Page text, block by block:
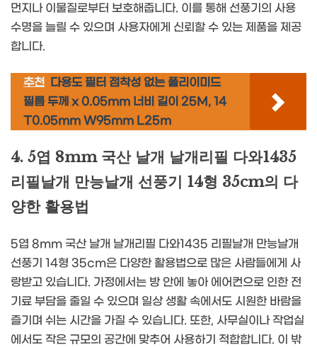
먼지나 이물질로부터 보호해줍니다. 이를 통해 선풍기의 사용
수명을 늘릴 수 있으며 사용자에게 신뢰할 수 있는 제품을 제공
합니다.
추천 다용도 필터 점착성 없는 폴리이미드
필름 두께 x 0.05mm 너비 길이 25M, 14
T0.05mm W95mm L25m
4. 5엽 8mm 국산 날개 날개리필 다와1435
리필날개 만능날개 선풍기 14형 35cm의 다
양한 활용법
5엽 8mm 국산 날개 날개리필 다와1435 리필날개 만능날개
선풍기 14형 35cm은 다양한 활용법으로 많은 사람들에게 사
랑받고 있습니다. 가정에서는 방 안에 놓아 에어컨으로 인한 전
기료 부담을 줄일 수 있으며 일상 생활 속에서도 시원한 바람을
즐기며 쉬는 시간을 가질 수 있습니다. 또한, 사무실이나 작업실
에서도 작은 규모의 공간에 맞추어 사용하기 적합합니다. 이 밖